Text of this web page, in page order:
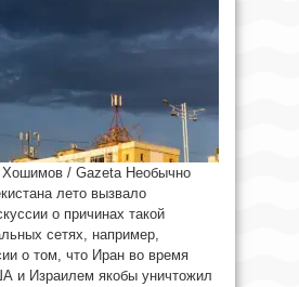
/ Gazeta Необычно
лето вызвало
о причинах такой
сетях, например,
о том, что Иран во время
и Израилем якобы уничтожил